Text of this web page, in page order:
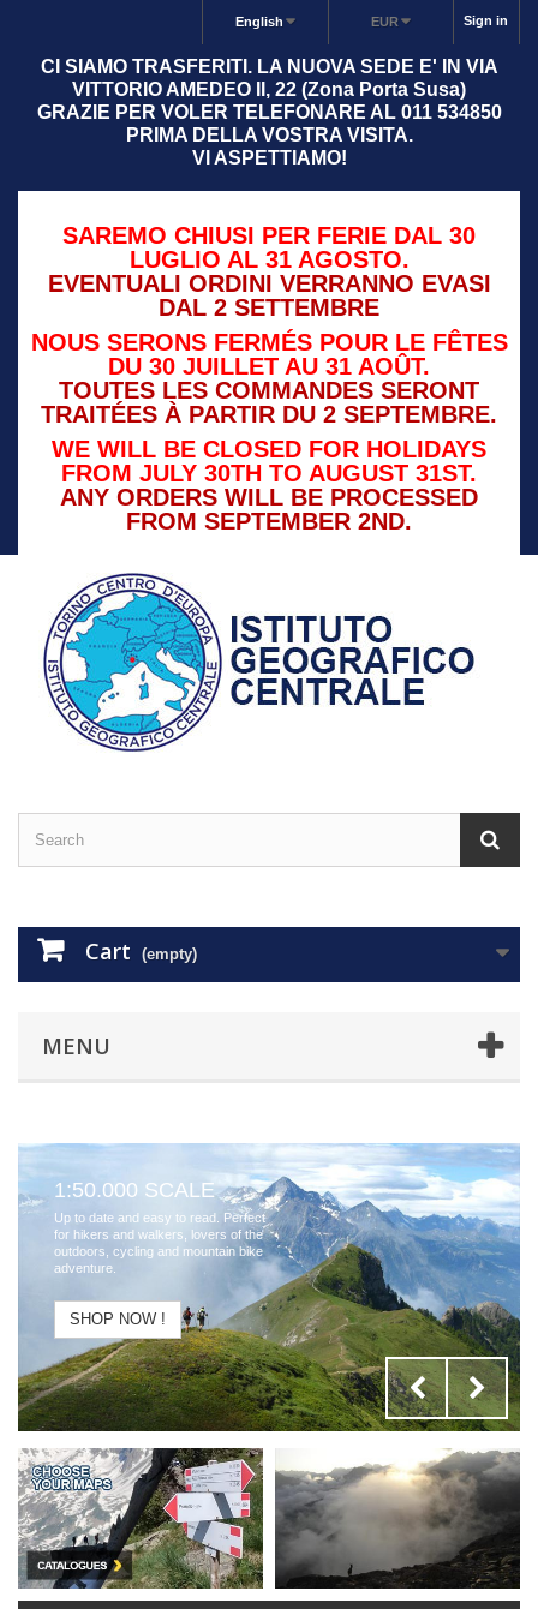
Sign in
EUR
English
CI SIAMO TRASFERITI. LA NUOVA SEDE E' IN VIA
VITTORIO AMEDEO II, 22 (Zona Porta Susa)
GRAZIE PER VOLER TELEFONARE AL 011 534850
PRIMA DELLA VOSTRA VISITA.
VI ASPETTIAMO!
SAREMO CHIUSI PER FERIE DAL 30
LUGLIO AL 31 AGOSTO.
EVENTUALI ORDINI VERRANNO EVASI
DAL 2 SETTEMBRE
NOUS SERONS FERMÉS POUR LE FÊTES
DU 30 JUILLET AU 31 AOÛT.
TOUTES LES COMMANDES SERONT
TRAITÉES À PARTIR DU 2 SEPTEMBRE.
WE WILL BE CLOSED FOR HOLIDAYS
FROM JULY 30TH TO AUGUST 31ST.
ANY ORDERS WILL BE PROCESSED
FROM SEPTEMBER 2ND.
Cart (empty)
MENU
1:50.000 SCALE
Up to date and easy to read. Perfect
for hikers and walkers, lovers of the
outdoors, cycling and mountain bike
adventure.
SHOP NOW !